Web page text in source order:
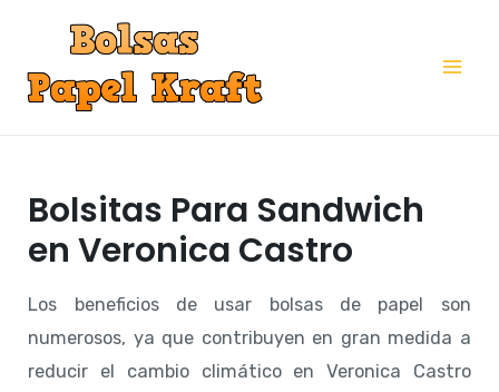
contenido
Bolsitas Para Sandwich
en Veronica Castro
Los beneficios de usar bolsas de papel son
numerosos, ya que contribuyen en gran medida a
reducir el cambio climático en Veronica Castro